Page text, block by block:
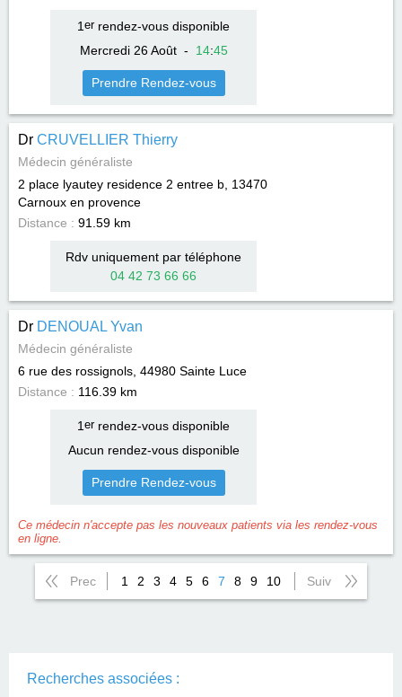
1 errendez-vous disponible
Mercredi 26 Août- 14:45
Prendre Rendez-vous
Dr CRUVELLIER Thierry
Médecin généraliste
2 place lyautey residence 2 entree b, 13470
Carnoux en provence
Distance : 91.59 km
Rdv uniquement par téléphone
04 42 73 66 66
Dr DENOUAL Yvan
Médecin généraliste
6 rue des rossignols, 44980 Sainte Luce
Distance : 116.39 km
1 errendez-vous disponible
Aucun rendez-vous disponible
Prendre Rendez-vous
Ce médecin n'accepte pas les nouveaux patients via les rendez-vous
en ligne.
Prec 1 2 3 4 5 6 7 8 9 10 Suiv
Recherches associées :